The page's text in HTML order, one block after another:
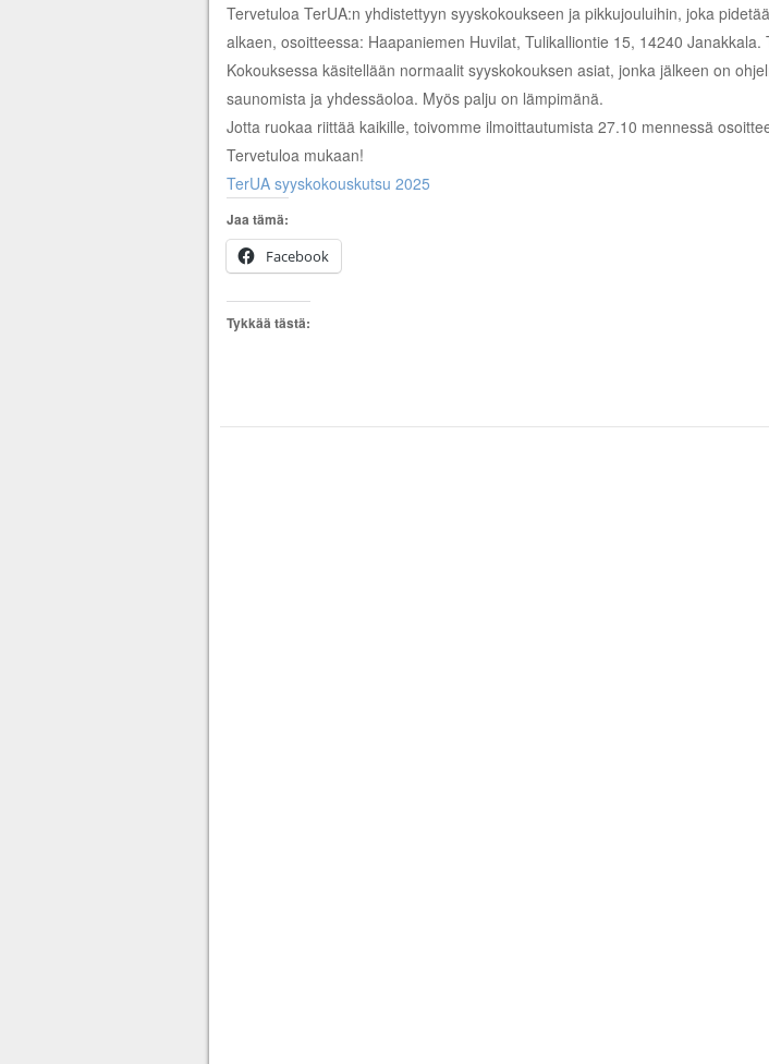
Tervetuloa TerUA:n yhdistettyyn syyskokoukseen ja pikkujouluihin, joka
alkaen, osoitteessa: Haapaniemen Huvilat, Tulikalliontie 15, 14240
Kokouksessa käsitellään normaalit syyskokouksen asiat, jonka jälkeen on
saunomista ja yhdessäoloa. Myös palju on lämpimänä.
Jotta ruokaa riittää kaikille, toivomme ilmoittautumista 27.10 mennessä
Tervetuloa mukaan!
TerUA syyskokouskutsu 2025
Jaa tämä:
Facebook
Tykkää tästä: